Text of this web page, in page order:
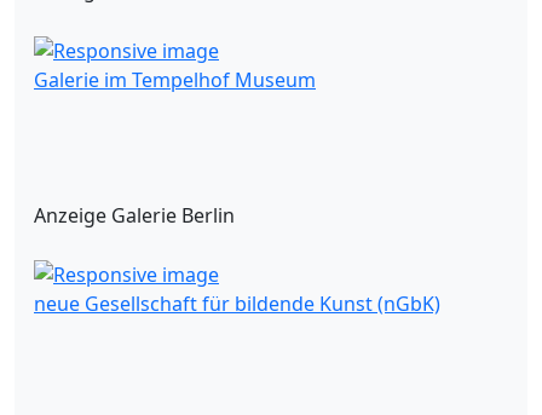
Galerie im Tempelhof Museum
Anzeige Galerie Berlin
neue Gesellschaft für bildende Kunst (nGbK)